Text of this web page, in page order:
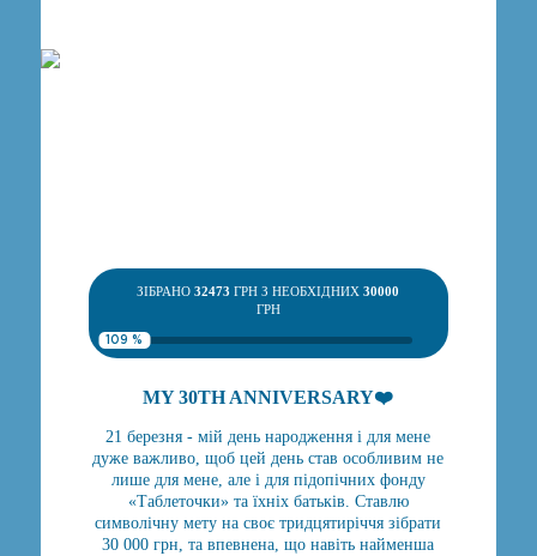
ЗІБРАНО32473 ГРН З НЕОБХІДНИХ30000
ГРН
109 %
MY 30TH ANNIVERSARY❤️
21 березня - мій день народження і для мене
дуже важливо, щоб цей день став особливим не
лише для мене, але і для підопічних фонду
«Таблеточки» та їхніх батьків. Ставлю
символічну мету на своє тридцятиріччя зібрати
30 000 грн, та впевнена, що навіть найменша